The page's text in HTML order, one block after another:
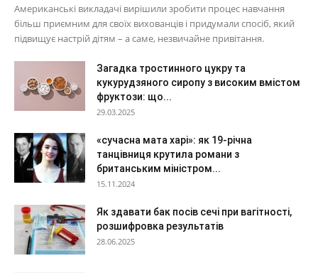
Американські викладачі вирішили зробити процес навчання
більш приємним для своїх вихованців і придумали спосіб, який
підвищує настрій дітям – а саме, незвичайне привітання.
Загадка тростинного цукру та
кукурудзяного сиропу з високим вмістом
фруктози: що...
29.03.2025
«сучасна мата харі»: як 19-річна
танцівниця крутила романи з
британським міністром...
15.11.2024
Як здавати бак посів сечі при вагітності,
розшифровка результатів
28.06.2025